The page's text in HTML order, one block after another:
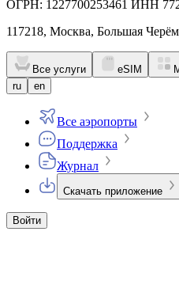
ОГРН: 1227700253461 ИНН
117218, Москва, Большая
Все услуги eSIM
ru
en
Все аэропорты
Поддержка
Журнал
Скачать приложение
Войти